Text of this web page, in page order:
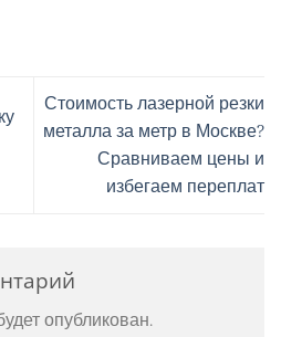
Стоимость лазерной резки
металла за метр в Москве?
Сравниваем цены и
избегаем переплат
опубликован.